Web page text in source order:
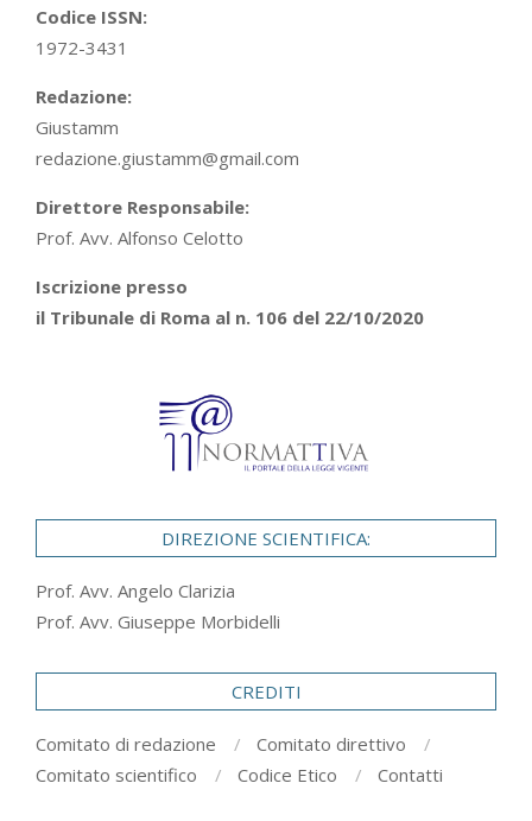
Codice ISSN:
1972-3431
Redazione:
Giustamm
redazione.giustamm@gmail.com
Direttore Responsabile:
Prof. Avv. Alfonso Celotto
Iscrizione presso
il Tribunale di Roma al n. 106 del 22/10/2020
DIREZIONE SCIENTIFICA:
Prof. Avv. Angelo Clarizia
Prof. Avv. Giuseppe Morbidelli
CREDITI
Comitato di redazione
Comitato direttivo
Comitato scientifico
Codice Etico Contatti